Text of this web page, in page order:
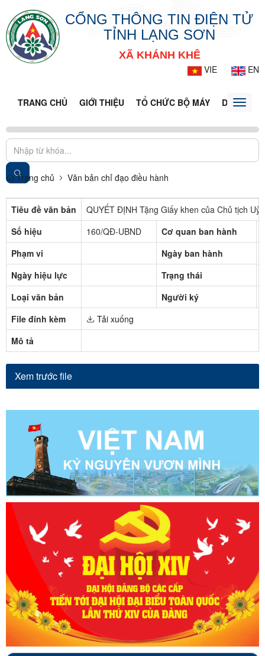
CỔNG THÔNG TIN ĐIỆN TỬ
TỈNH LẠNG SƠN
XÃ KHÁNH KHÊ
VIE
EN
TRANG CHỦ GIỚI THIỆU TỔ CHỨC BỘ MÁY DOANH
Toggle
Trang chủ Văn bản chỉ đạo điều hành
Tiêu đề văn bản
QUYẾT ĐỊNH Tặng Giấy khen của Chủ tịch Uỷ
Số hiệu
160/QĐ-UBND
Cơ quan ban hành
Phạm vi
Ngày ban hành
Ngày hiệu lực
Trạng thái
Loại văn bản
Người ký
File đính kèm
Tải xuống
Mô tả
Xem trước file